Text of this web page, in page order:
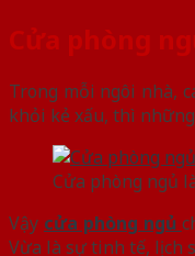
Cửa phòng
Trong mỗi ngôi nhà,
khỏi kẻ xấu, thì
Cửa phòng ngủ
Vậy cửa phòng ngủ
Vừa là sự tinh tế, lịch